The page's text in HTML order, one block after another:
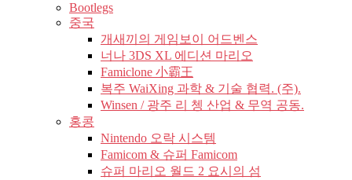
Bootlegs
중국
개새끼의 게임보이 어드벤스
너나 3DS XL 에디션 마리오
Famiclone 小霸王
복주 WaiXing 과학 & 기술 협력. (주).
Winsen / 광주 리 쳉 산업 & 무역 공동.
홍콩
Nintendo 오락 시스템
Famicom & 슈퍼 Famicom
슈퍼 마리오 월드 2 요시의 섬